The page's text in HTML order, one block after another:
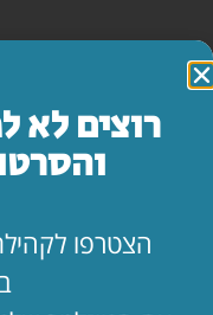
מה עושים ביום הצום?
"אמא, יש משהו שאני
רוצים לא
הצטרפו